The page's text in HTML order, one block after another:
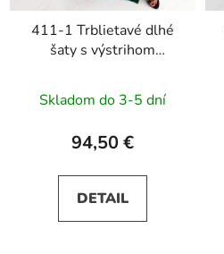
411-1 Trblietavé dlhé
šaty s výstrihom
Skladom do 3-5 dní
94,50 €
DETAIL